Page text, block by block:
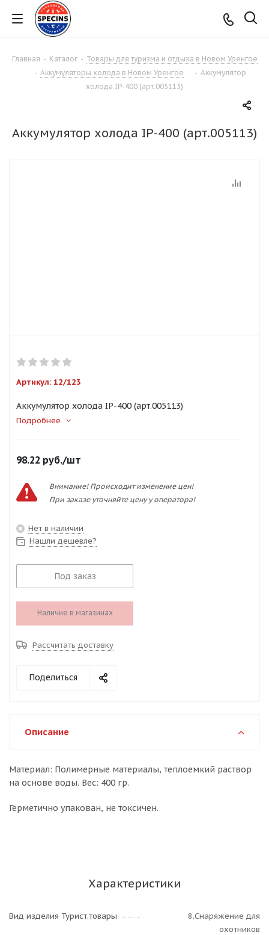
Главная - Каталог - Товары для туризма и отдыха в Новом Уренгое
- Аккумуляторы холода в Новом Уренгое - Аккумулятор
холода IP-400 (арт.005113)
Аккумулятор холода IP-400 (арт.005113)
Артикул: 12/123
Аккумулятор холода IP-400 (арт.005113)
Подробнее
98.22 руб./шт
Внимание! Происходит изменение цен!
При заказе уточняйте цену у оператора!
Нет в наличии
Нашли дешевле?
Под заказ
Наличие в магазинах
Рассчитать доставку
Поделиться
Описание
Материал: Полимерные материалы, теплоемкий раствор
на основе воды. Вес: 400 гр.
Герметично упакован, не токсичен.
Характеристики
Вид изделия Турист.товары
8.Снаряжение для
охотников